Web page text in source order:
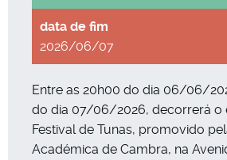
2026/06/07
Entre as 20h00 do dia 06/06/
do dia 07/06/2026, decorrerá o
Festival de Tunas, promovido
Académica de Cambra, na